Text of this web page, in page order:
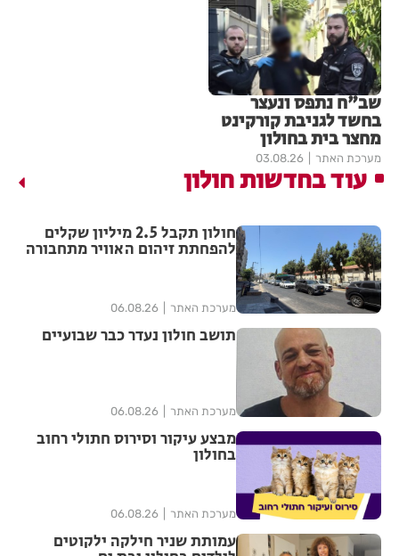
שב"ח נתפס ונעצר
בחשד לגניבת קורקינט
מחצר בית בחולון
מערכת האתר 03.08.26
עוד בחדשות חולון
חולון תקבל 2.5 מיליון שקלים
להפחתת זיהום האוויר מתחבורה
מערכת האתר 06.08.26
תושב חולון נעדר כבר שבועיים
מערכת האתר 06.08.26
מבצע עיקור וסירוס חתולי רחוב
בחולון
מערכת האתר 06.08.26
עמותת שניר חילקה ילקוטים